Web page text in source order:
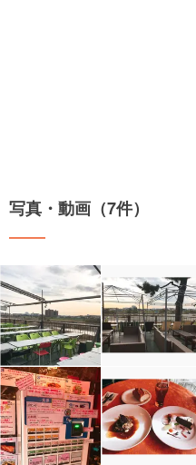
写真・動画（7件）